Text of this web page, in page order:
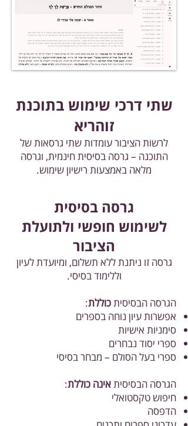
שתי דרכי שימוש בתוכנת
זוהריא
לרשות הציבור עומדות שתי גרסאות של
התוכנה – גרסה בסיסית חינמית, וגרסה
מלאה באמצעות רישיון שימוש.
גרסה בסיסית
לשימוש חופשי ולתועלת
הציבור
גרסה זו ניתנת ללא תשלום, ומיועדת לעיון
וללימוד בסיסי.
הגרסה הבסיסיתכוללת:
אפשרות עיון נוחה בספרים
סימניות אישיות
ספרי יסוד נבחרים
ספרי בעל הסולם – מבחר בסיסי
הגרסה הבסיסיתאינה כוללת:
חיפוש טקסטואלי
הדפסה